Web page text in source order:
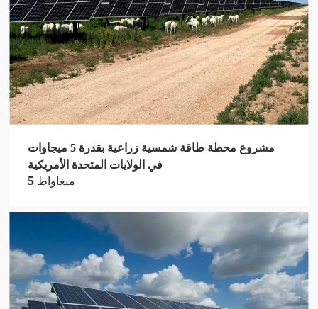
مشروع محطة طاقة شمسية زراعية بقدرة 5 ميجاوات
في الولايات المتحدة الأمريكية
5 ميغاواط